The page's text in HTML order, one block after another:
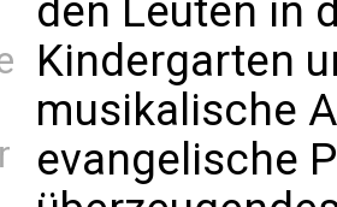
den Leuten in
Kindergarten
musikalische
evangelische